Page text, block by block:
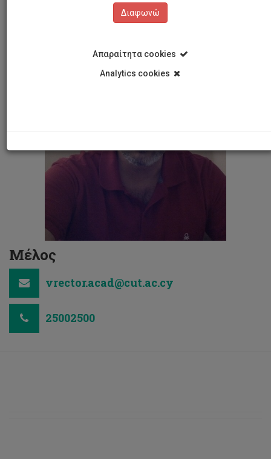
Νικόλας Τσαπατσούλης
Μέλος
vrector.acad@cut.ac.cy
25002500
Διαφωνώ
Απαραίτητα cookies
Analytics cookies